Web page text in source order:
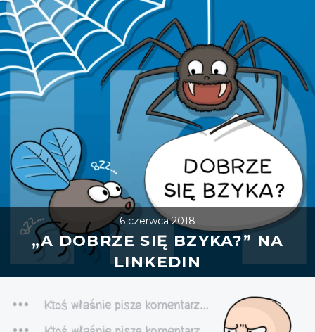
6 czerwca 2018
„A DOBRZE SIĘ BZYKA?” NA
LINKEDIN